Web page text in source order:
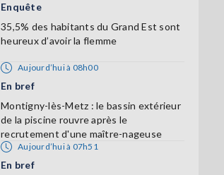
Enquête
35,5% des habitants du Grand Est sont
heureux d’avoir la flemme
Aujourd’hui à 08h00
En bref
Montigny-lès-Metz : le bassin extérieur
de la piscine rouvre après le
recrutement d'une maître-nageuse
Aujourd’hui à 07h51
En bref